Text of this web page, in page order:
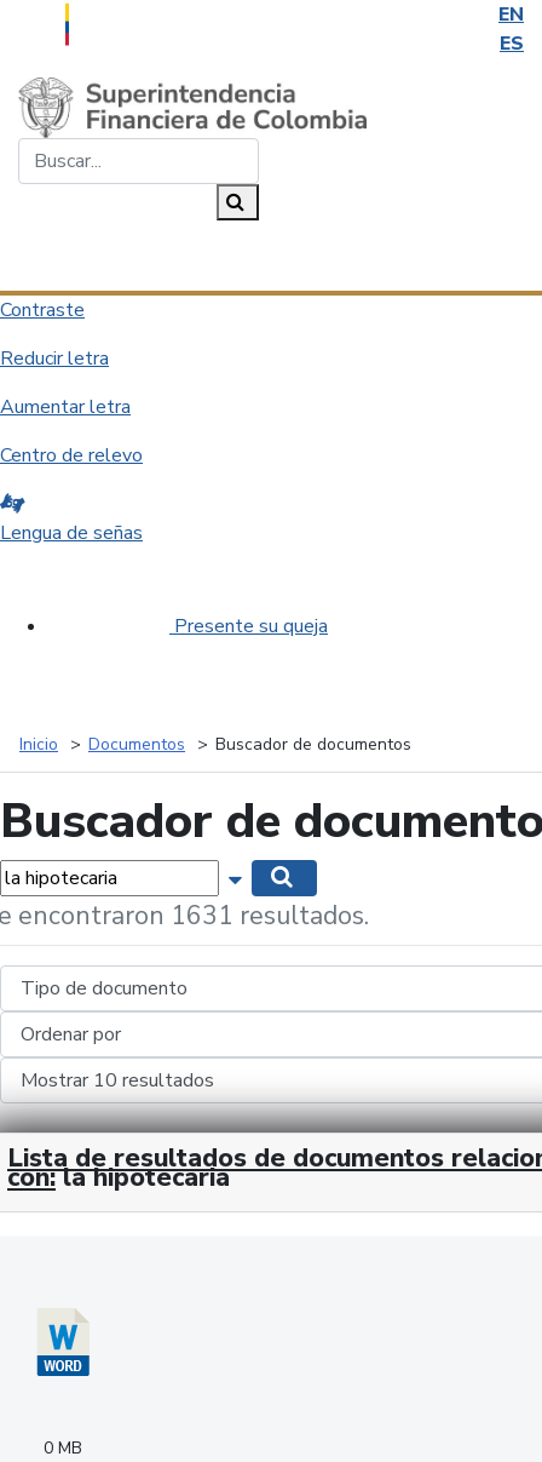
EN
ES
Saltar al contenido principal
Contraste
Reducir letra
Aumentar letra
Centro de relevo
Lengua de señas
Presente su queja
Inicio Documentos Buscador de documentos
Buscador de
Mostrar opciones de búsqueda
encontraron 1631 resultados.
Lista de resultados de documentos
con: la hipotecaria
0 MB